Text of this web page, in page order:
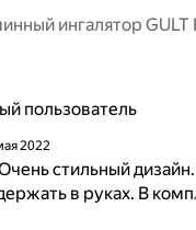
ингалятор GULT
пользователь
2022
стильный
в руках. В